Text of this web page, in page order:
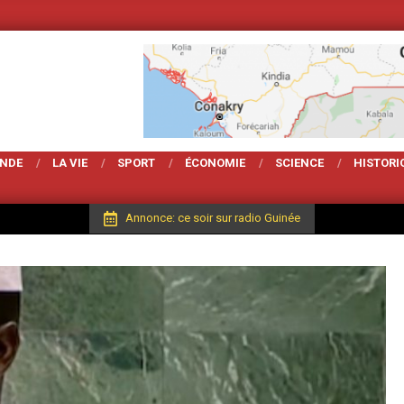
Votre Magarzine
LA VIE SPORT ÉCONOMIE SCIENCE
Annonce: ce soir sur radio Guinée